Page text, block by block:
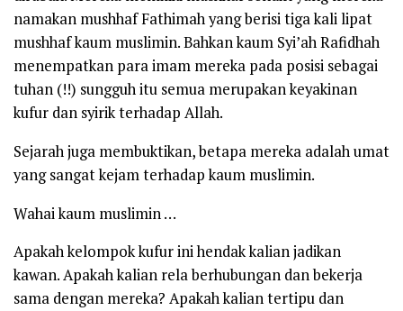
namakan mushhaf Fathimah yang berisi tiga kali lipat
mushhaf kaum muslimin. Bahkan kaum Syi’ah Rafidhah
menempatkan para imam mereka pada posisi sebagai
tuhan (!!) sungguh itu semua merupakan keyakinan
kufur dan syirik terhadap Allah.
Sejarah juga membuktikan, betapa mereka adalah umat
yang sangat kejam terhadap kaum muslimin.
Wahai kaum muslimin …
Apakah kelompok kufur ini hendak kalian jadikan
kawan. Apakah kalian rela berhubungan dan bekerja
sama dengan mereka? Apakah kalian tertipu dan